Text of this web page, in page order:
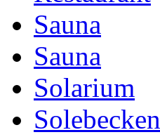
Sauna
Sauna
Solarium
Solebecken